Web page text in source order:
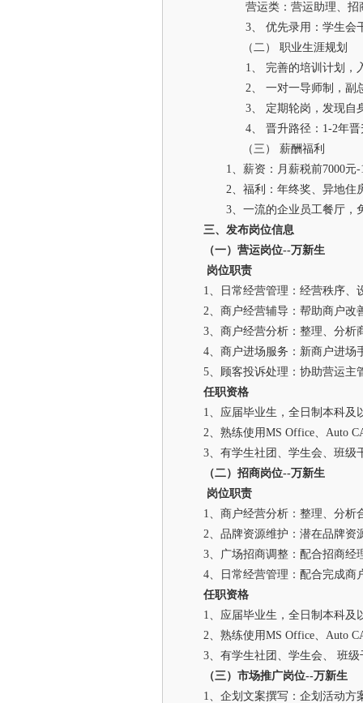
营运类：营运助理、
3、 优先录用：学生会
（二） 职业生涯规划
1、 完善的培训计划，
2、 一对一导师制，副
3、 定期轮岗，发现自
4、 晋升路径： 1-2年
（三） 薪酬福利
1、薪资： 月薪税前7000元-
2、福利： 年终奖、异地住
3、 一流的企业员工餐厅，
三、发布岗位信息
（一）营运岗位--万新生
岗位职责
1、日常经营管理：经营秩序
2、商户经营辅导：帮助商户改
3、商户经营分析：整理、分析
4、商户进场服务：新商户进场
5、顾客投诉处理：协助营运主
任职资格
1、应届毕业生，全日制本科及
2、熟练使用MS Office、Auto
3、有学生社团、学生会、班级
（二）招商岗位--万新生
岗位职责
1、商户经营分析：整理、分
2、品牌资源维护：潜在品牌资
3、广场招商调整：配合招商经
4、日常经营管理：配合完成商
任职资格
1、应届毕业生，全日制本科及
2、熟练使用MS Office、Auto
3、有学生社团、学生会、 班
（三）市场推广岗位--万新生
1、企划文案撰写：企划活动方